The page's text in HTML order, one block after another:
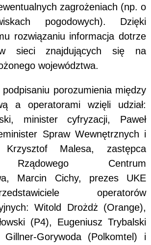
zagrożeniach (np. o
pogodowych). Dzięki
rozwiązaniu informacja dotrze
sieci znajdujących się na
województwa.
porozumienia między
a operatorami wzięli udział:
minister cyfryzacji, Paweł
Spraw Wewnętrznych i
Krzysztof Malesa, zastępca
Rządowego Centrum
Marcin Cichy, prezes UKE
operatorów
Witold Drożdż (Orange),
(P4), Eugeniusz Trybalski
Gorywoda (Polkomtel) i